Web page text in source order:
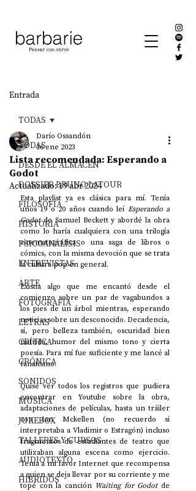
Entrada
TODAS
DESDE EL ALMACÉN
DOSSIER BRUNO LATOUR
FILOSOFÍA
HISTORIA
PSICOANÁLISIS
ENTREVISTAS
ARTE
FOTOGRAFÍA
LETRAS
CRÍTICA
CRÓNICA
SONIDOS
MÚSICA
JUKEBOX
TALLERES Y CURSOS
AUDIOTEXTO
HÍBRIDOS
TODAS
Lista recomendada: Esperando a
Godot
Darío Ossandón
16 ene 2023
Actualizado:19 abr 2024
Esta playlist ya es clásica para mí. Tenía
unos 19 o 20 años cuando leí Esperando a
Godot de Samuel Beckett y abordé la obra
como lo haría cualquiera con una trilogía
cinematográfica o una saga de libros o
cómics, con la misma devoción que se trata
la cultura pop en general.
Existía algo que me encantó desde el
comienzo sobre un par de vagabundos a
los pies de un árbol mientras, esperando
noticias sobre un desconocido. Decadencia,
sí, pero belleza también, oscuridad bien
nutrida, humor del mismo tono y cierta
poesía. Para mí fue suficiente y me lancé al
fanatismo.
Quise ver todos los registros que pudiera
encontrar en Youtube sobre la obra,
adaptaciones de películas, hasta un tráiler
con Ian Mckellen (no recuerdo si
interpretaba a Vladimir o Estragón) incluso
fragmentos de estudiantes de teatro que
utilizaban alguna escena como ejercicio.
Tenía a mi favor Internet que recompensa
a quien se deja llevar por su corriente y me
topé con la canción Waiting for Godot de